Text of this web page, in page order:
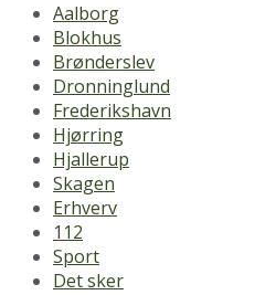
Aalborg
Blokhus
Brønderslev
Dronninglund
Frederikshavn
Hjørring
Hjallerup
Skagen
Erhverv
112
Sport
Det sker